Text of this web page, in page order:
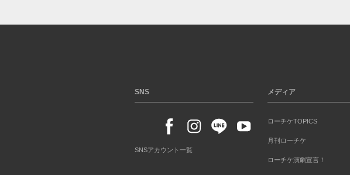
SNS
SNSアカウント一覧
メディア
ローチケTOPICS
月刊ローチケ
ローチケ演劇宣言！